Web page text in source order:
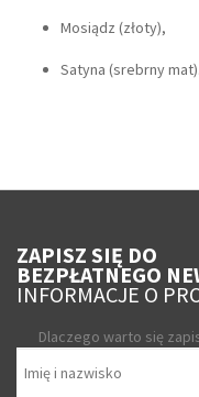
Mosiądz (złoty),
Satyna (srebrny mat).
ZAPISZ SIĘ DO
BEZPŁATNEGO
INFORMACJE O
Dlaczego warto się